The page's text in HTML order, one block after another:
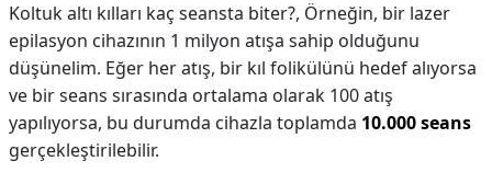
Koltuk altı kılları kaç seansta biter?, Örneğin, bir lazer
epilasyon cihazının 1 milyon atışa sahip olduğunu
düşünelim. Eğer her atış, bir kıl folikülünü hedef alıyorsa
ve bir seans sırasında ortalama olarak 100 atış
yapılıyorsa, bu durumda cihazla toplamda 10.000 seans
gerçekleştirilebilir.